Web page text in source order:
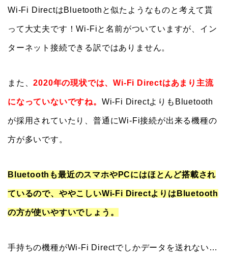
Wi-Fi DirectはBluetoothと似たようなものと考えて貰
って大丈夫です！Wi-Fiと名前がついていますが、イン
ターネット接続できる訳ではありません。
また、2020年の現状では、Wi-Fi Directはあまり主流
になっていないですね。 Wi-Fi DirectよりもBluetooth
が採用されていたり、普通にWi-Fi接続が出来る機種の
方が多いです。
Bluetoothも最近のスマホやPCにはほとんど搭載され
ているので、ややこしいWi-Fi DirectよりはBluetooth
の方が使いやすいでしょう。
手持ちの機種がWi-Fi Directでしかデータを送れない…